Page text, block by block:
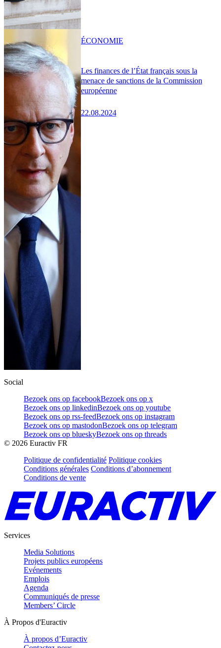
Les finances de l’État français sous la
menace de sanctions de la Commission
européenne
22.08.2024
ÉCONOMIE
Social
Bezoek ons op facebookBezoek ons op x
Bezoek ons op linkedinBezoek ons op youtube
Bezoek ons op rss-feedBezoek ons op instagram
Bezoek ons op mastodonBezoek ons op telegram
Bezoek ons op blueskyBezoek ons op threads
© 2026 Euractiv FR
Politique de confidentialité Politique cookies
Conditions générales Conditions d’abonnement
Conditions de vente
Services
Media Solutions
Projets publics européens
Evénements
Emplois
Agenda
Communiqués de presse
Members’ Circle
À Propos d'Euractiv
À propos d’Euractiv